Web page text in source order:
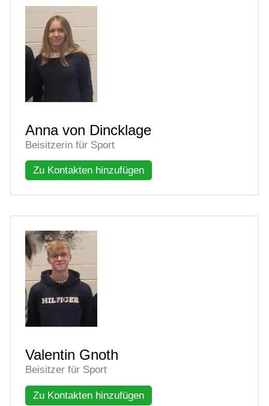
Anna von Dincklage
Beisitzerin für Sport
Zu Kontakten hinzufügen
Valentin Gnoth
Beisitzer für Sport
Zu Kontakten hinzufügen